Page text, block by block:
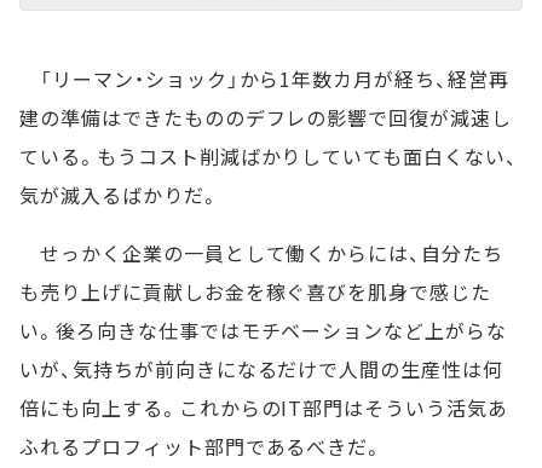
「リーマン・ショック」から1年数カ月が経ち、経営再
建の準備はできたもののデフレの影響で回復が減速し
ている。もうコスト削減ばかりしていても面白くない、
気が滅入るばかりだ。
せっかく企業の一員として働くからには、自分たち
も売り上げに貢献しお金を稼ぐ喜びを肌身で感じた
い。後ろ向きな仕事ではモチベーションなど上がらな
いが、気持ちが前向きになるだけで人間の生産性は何
倍にも向上する。これからのIT部門はそういう活気あ
ふれるプロフィット部門であるべきだ。